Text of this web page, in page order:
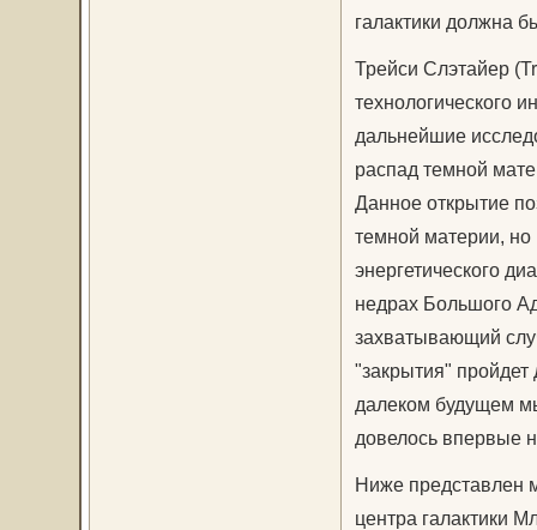
галактики должна
Трейси Слэтайер
технологического
дальнейшие
распад темной
Данное открытие
темной материи, но
энергетического
недрах Большого
захватывающий
"закрытия"
далеком будущем
довелось впервые
Ниже представлен
центра галактики